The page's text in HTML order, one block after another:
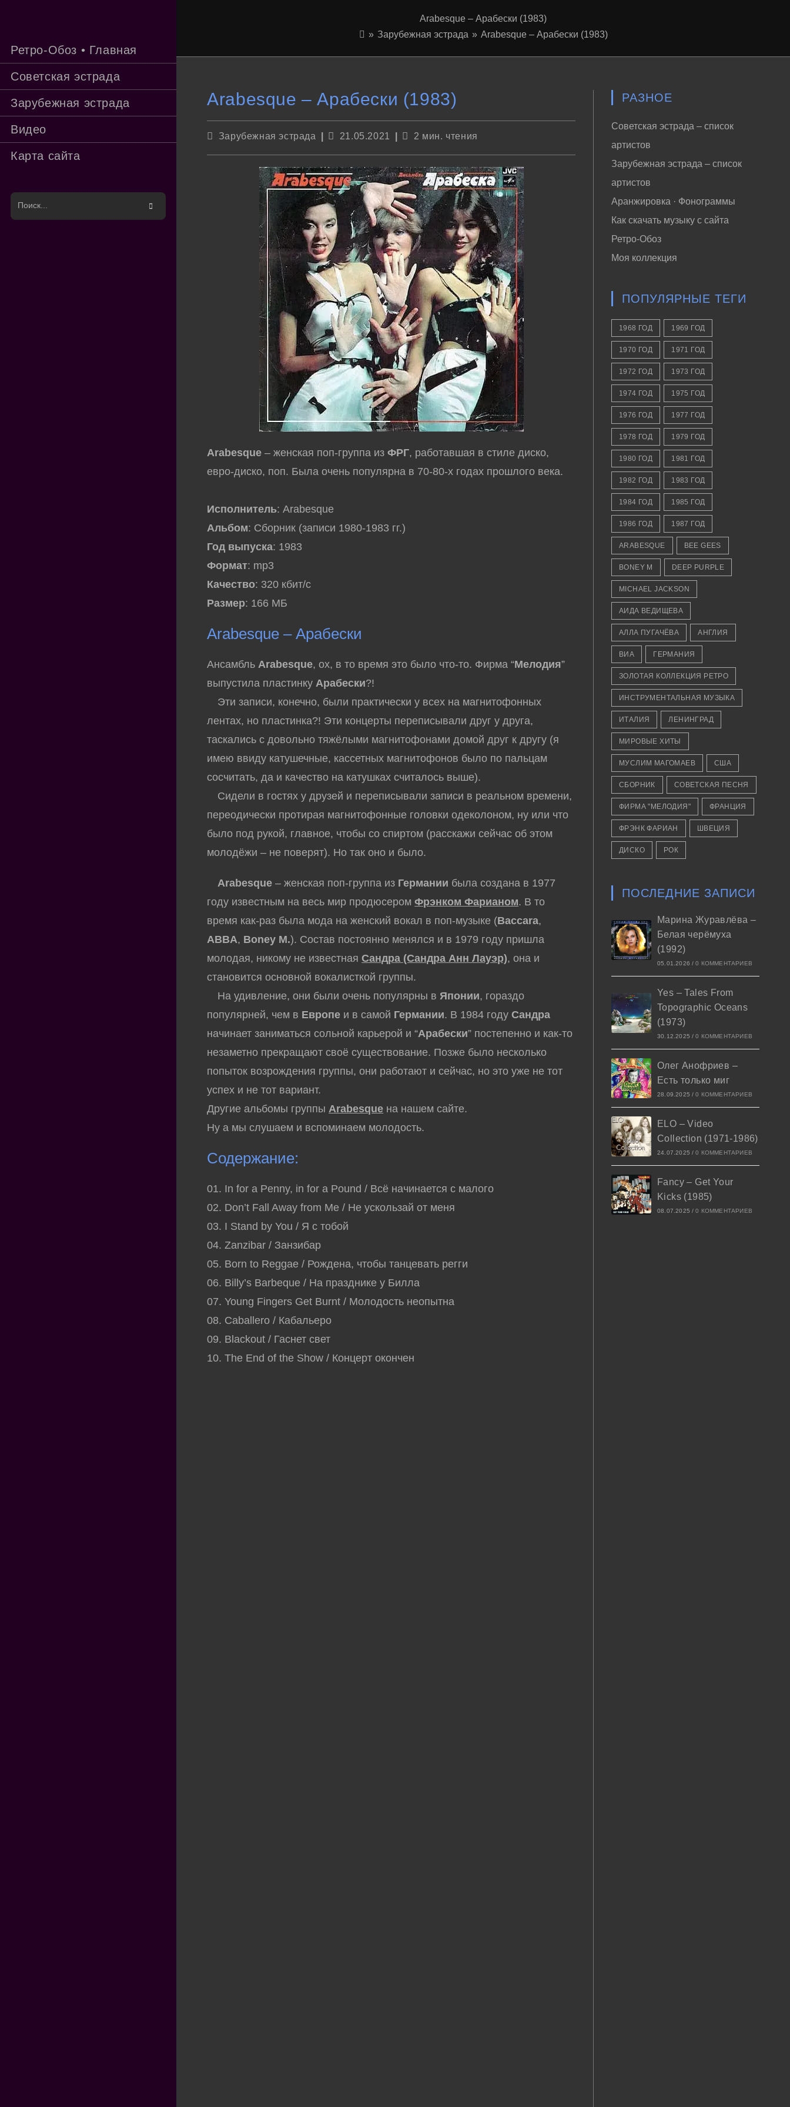
Ретро-Обоз • Главная
Советская эстрада
Зарубежная эстрада
Видео
Карта сайта
Arabesque – Арабески (1983)
» Зарубежная эстрада » Arabesque – Арабески (1983)
Arabesque – Арабески (1983)
Рубрика
Зарубежная эстрада
Запись
21.05.2021
Время2 мин. чтения
Arabesque – женская поп-группа изФРГ, работавшая в стиле диско,
евро-диско, поп. Была очень популярна в 70-80-х годах прошлого века.
Исполнитель: Arabesque
Альбом: Сборник (записи 1980-1983 гг.)
Год выпуска: 1983
Формат: mp3
Качество: 320 кбит/с
Размер: 166 МБ
Arabesque – Арабески
АнсамбльArabesque, ох, в то время это было что-то. Фирма “Мелодия”
выпустила пластинкуАрабески?!
Эти записи, конечно, были практически у всех на магнитофонных
лентах, но пластинка?! Эти концерты переписывали друг у друга,
таскались с довольно тяжёлыми магнитофонами домой друг к другу (я
имею ввиду катушечные, кассетных магнитофонов было по пальцам
сосчитать, да и качество на катушках считалось выше).
Сидели в гостях у друзей и переписывали записи в реальном времени,
переодически протирая магнитофонные головки одеколоном, ну или что
было под рукой, главное, чтобы со спиртом (расскажи сейчас об этом
молодёжи – не поверят). Но так оно и было.
Arabesque – женская поп-группа из Германии была создана в 1977
году известным на весь мир продюсеромФрэнком Фарианом. В то
время как-раз была мода на женский вокал в поп-музыке (Baccara,
ABBA, Boney M.). Состав постоянно менялся и в 1979 году пришла
молодая, никому не известнаяСандра (Сандра Анн Лауэр), она и
становится основной вокалисткой группы.
На удивление, они были очень популярны вЯпонии, гораздо
популярней, чем в Европе и в самой Германии. В 1984 годуСандра
начинает заниматься сольной карьерой и “Арабески” постепенно и как-то
незаметно прекращают своё существование. Позже было несколько
попыток возрождения группы, они работают и сейчас, но это уже не тот
успех и не тот вариант.
Другие альбомы группыArabesque на нашем сайте.
Ну а мы слушаем и вспоминаем молодость.
Содержание:
01. In for a Penny, in for a Pound / Всё начинается с малого
02. Don’t Fall Away from Me / Не ускользай от меня
03. I Stand by You / Я с тобой
04. Zanzibar / Занзибар
05. Born to Reggae / Рождена, чтобы танцевать регги
06. Billy’s Barbeque / На празднике у Билла
07. Young Fingers Get Burnt / Молодость неопытна
08. Caballero / Кабальеро
09. Blackout / Гаснет свет
10. The End of the Show / Концерт окончен
РАЗНОЕ
Советская эстрада – список
артистов
Зарубежная эстрада – список
артистов
Аранжировка · Фонограммы
Как скачать музыку с сайта
Ретро-Обоз
Моя коллекция
ПОПУЛЯРНЫЕ ТЕГИ
1968 ГОД 1969 ГОД
1970 ГОД 1971 ГОД
1972 ГОД 1973 ГОД
1974 ГОД 1975 ГОД
1976 ГОД 1977 ГОД
1978 ГОД 1979 ГОД
1980 ГОД 1981 ГОД
1982 ГОД 1983 ГОД
1984 ГОД 1985 ГОД
1986 ГОД 1987 ГОД
ARABESQUE BEE GEES
BONEY M DEEP PURPLE
MICHAEL JACKSON
АИДА ВЕДИЩЕВА
АЛЛА ПУГАЧЁВА АНГЛИЯ
ВИА ГЕРМАНИЯ
ЗОЛОТАЯ КОЛЛЕКЦИЯ РЕТРО
ИНСТРУМЕНТАЛЬНАЯ МУЗЫКА
ИТАЛИЯ ЛЕНИНГРАД
МИРОВЫЕ ХИТЫ
МУСЛИМ МАГОМАЕВ США
СБОРНИК СОВЕТСКАЯ ПЕСНЯ
ФИРМА "МЕЛОДИЯ" ФРАНЦИЯ
ФРЭНК ФАРИАН ШВЕЦИЯ
ДИСКО РОК
ПОСЛЕДНИЕ ЗАПИСИ
Марина Журавлёва –
Белая черёмуха
(1992)
05.01.2026 / 0 КОММЕНТАРИЕВ
Yes – Tales From
Topographic Oceans
(1973)
30.12.2025 / 0 КОММЕНТАРИЕВ
Олег Анофриев –
Есть только миг
28.09.2025 / 0 КОММЕНТАРИЕВ
ELO – Video
Collection (1971-1986)
24.07.2025 / 0 КОММЕНТАРИЕВ
Fancy – Get Your
Kicks (1985)
08.07.2025 / 0 КОММЕНТАРИЕВ